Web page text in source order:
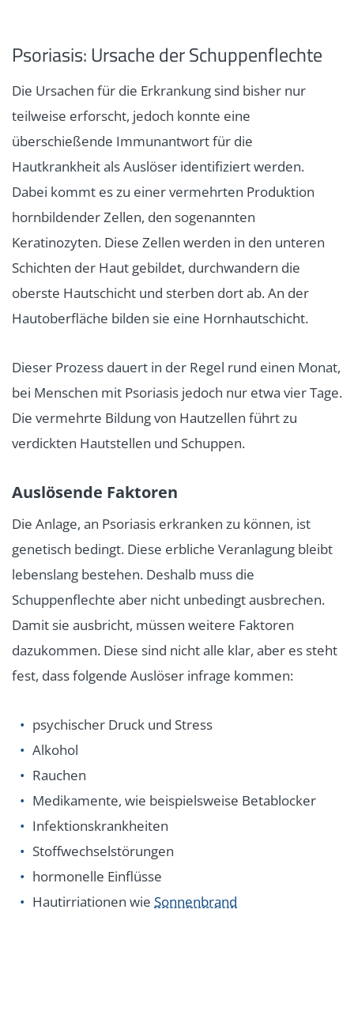
Psoriasis: Ursache der Schuppenflechte
Die Ursachen für die Erkrankung sind bisher nur
teilweise erforscht, jedoch konnte eine
überschießende Immunantwort für die
Hautkrankheit als Auslöser identifiziert werden.
Dabei kommt es zu einer vermehrten Produktion
hornbildender Zellen, den sogenannten
Keratinozyten. Diese Zellen werden in den unteren
Schichten der Haut gebildet, durchwandern die
oberste Hautschicht und sterben dort ab. An der
Hautoberfläche bilden sie eine Hornhautschicht.
Dieser Prozess dauert in der Regel rund einen Monat,
bei Menschen mit Psoriasis jedoch nur etwa vier Tage.
Die vermehrte Bildung von Hautzellen führt zu
verdickten Hautstellen und Schuppen.
Auslösende Faktoren
Die Anlage, an Psoriasis erkranken zu können, ist
genetisch bedingt. Diese erbliche Veranlagung bleibt
lebenslang bestehen. Deshalb muss die
Schuppenflechte aber nicht unbedingt ausbrechen.
Damit sie ausbricht, müssen weitere Faktoren
dazukommen. Diese sind nicht alle klar, aber es steht
fest, dass folgende Auslöser infrage kommen:
psychischer Druck und Stress
Alkohol
Rauchen
Medikamente, wie beispielsweise Betablocker
Infektionskrankheiten
Stoffwechselstörungen
hormonelle Einflüsse
Hautirriationen wie Sonnenbrand